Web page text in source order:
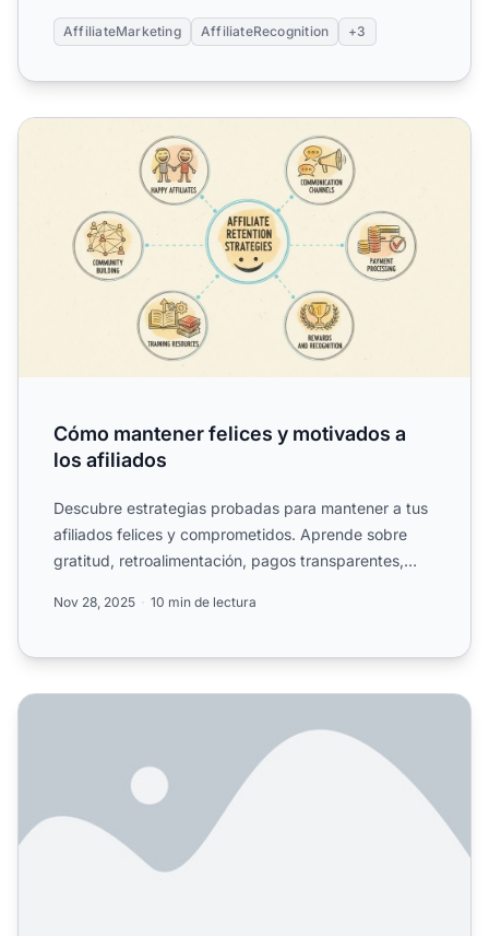
AffiliateMarketing AffiliateRecognition +3
Cómo mantener felices y motivados a los afiliados
Cómo mantener felices y motivados a
los afiliados
Descubre estrategias probadas para mantener a tus
afiliados felices y comprometidos. Aprende sobre
gratitud, retroalimentación, pagos transparentes,
Nov 28, 2025 10 min de lectura
Cómo motivar a los afiliados para que promuevan más: